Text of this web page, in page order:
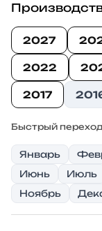
2027
2022
2017
Быстрый
Январь
Июнь
Июль
Ноябрь